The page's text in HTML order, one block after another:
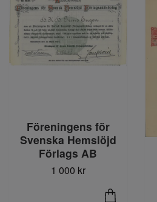
Föreningens för
Svenska Hemslöjd
Förlags AB
1 000 kr